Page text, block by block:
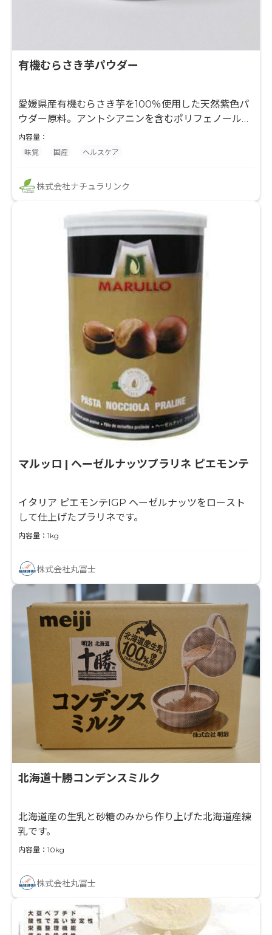
有機むらさき芋パウダー
愛媛県産有機むらさき芋を100％使用した天然紫色パ
ウダー原料。アントシアニンを含むポリフェノール素
材として、抗酸化訴求が可能です。着色料不使用の商
品設計に対応し、菓子・ベーカリー・ドリンク・健康
ュラル・クリーンラベル市場にも最適です。
内容量：
味覚
国産 ヘルスケア
株式会社ナチュラリンク
マルッロ | ヘーゼルナッツプラリネ ピエモンテ
イタリア ピエモンテIGP ヘーゼルナッツをロースト
して仕上げたプラリネです。
内容量：1kg
株式会社丸冨士
北海道十勝コンデンスミルク
北海道産の生乳と砂糖のみから作り上げた北海道産練
乳です。
内容量：10kg
株式会社丸冨士